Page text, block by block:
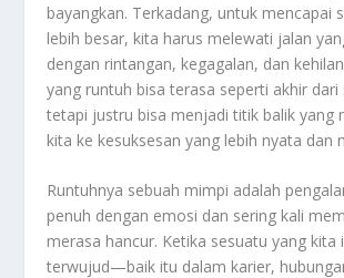
bayangkan. Terkadang, untuk mencapai
lebih besar, kita harus melewati jalan
dengan rintangan, kegagalan, dan
yang runtuh bisa terasa seperti akhir dari
tetapi justru bisa menjadi titik balik yang
kita ke kesuksesan yang lebih nyata dan
Runtuhnya sebuah mimpi adalah
penuh dengan emosi dan sering kali
merasa hancur. Ketika sesuatu yang kita
terwujud—baik itu dalam karier,